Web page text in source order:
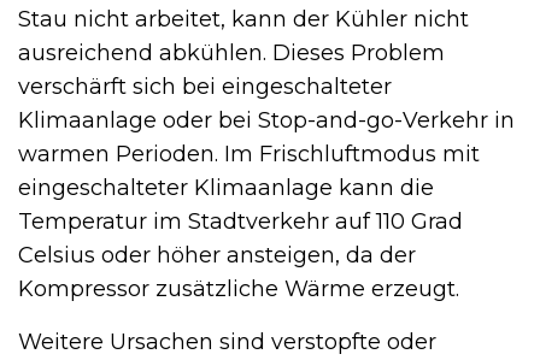
Stau nicht arbeitet, kann der Kühler nicht
ausreichend abkühlen. Dieses Problem
verschärft sich bei eingeschalteter
Klimaanlage oder bei Stop-and-go-Verkehr in
warmen Perioden. Im Frischluftmodus mit
eingeschalteter Klimaanlage kann die
Temperatur im Stadtverkehr auf 110 Grad
Celsius oder höher ansteigen, da der
Kompressor zusätzliche Wärme erzeugt.
Weitere Ursachen sind verstopfte oder